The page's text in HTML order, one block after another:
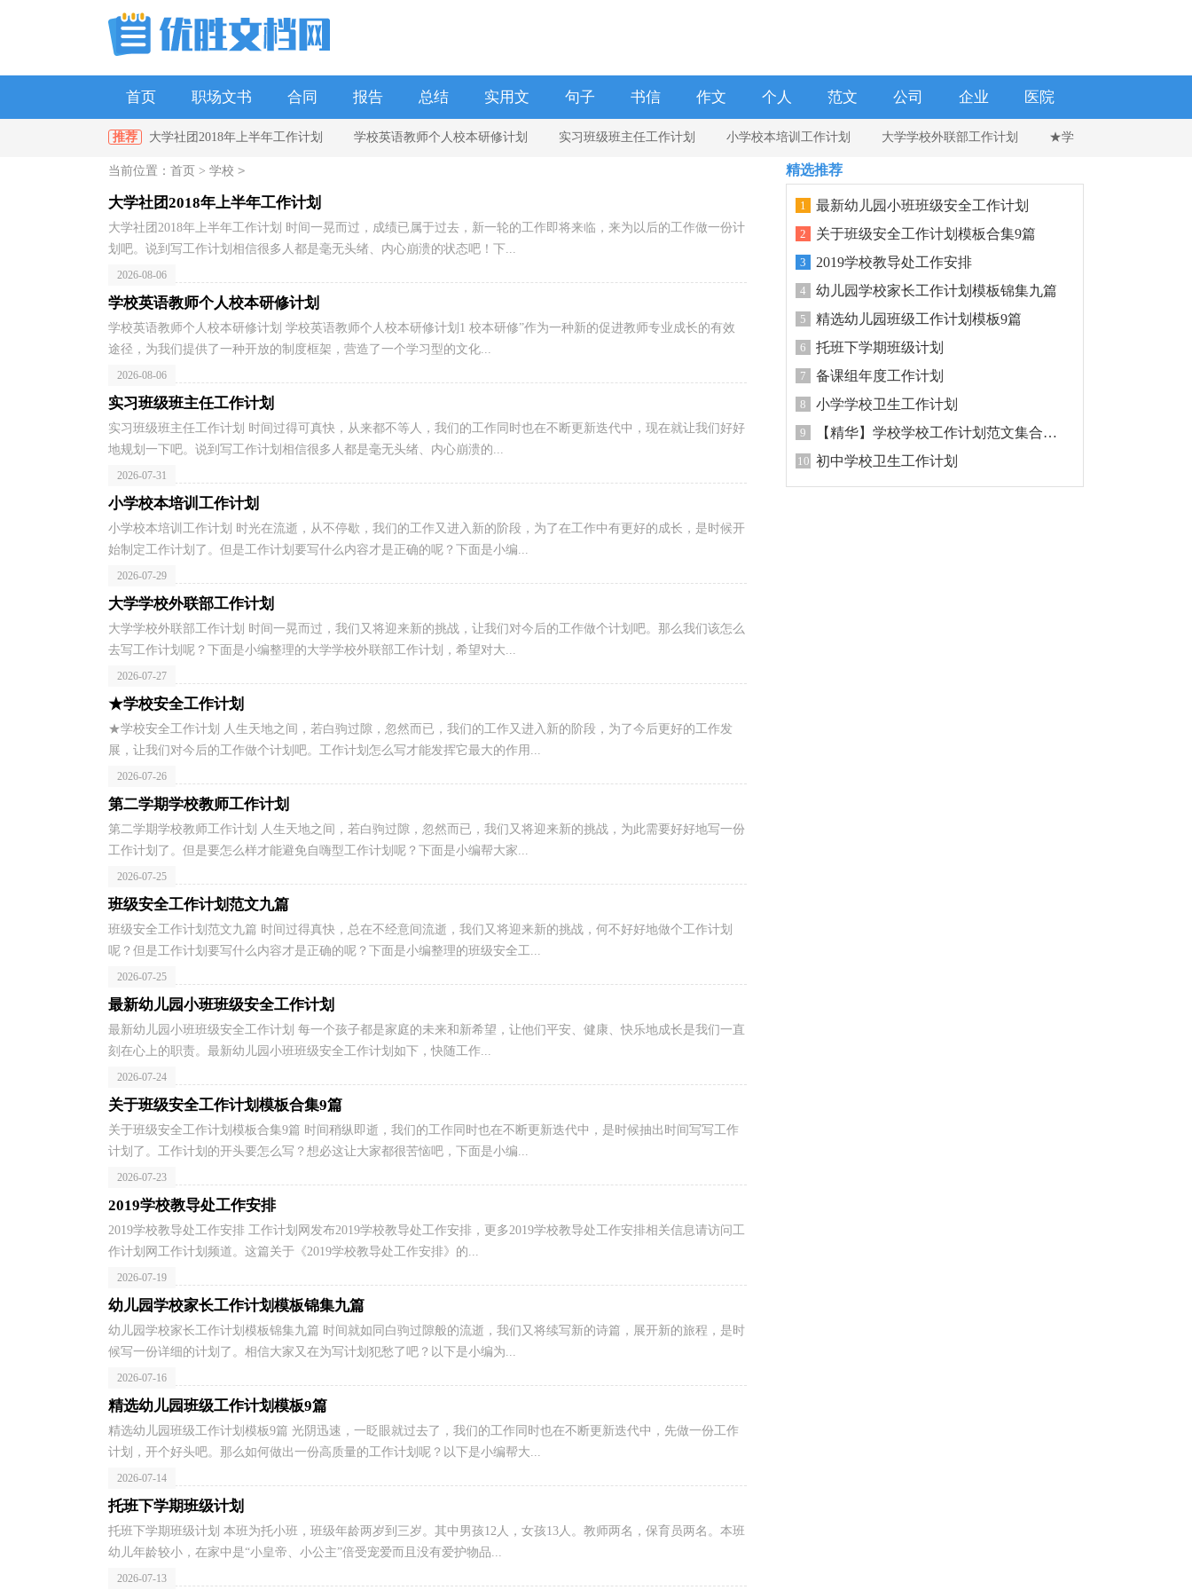
首页 职场文书 合同 报告 总结 实用文 句子 书信 作文 个人 范文 公司 企业 医院
单位 政府 教师 幼儿园 学校
推荐 大学社团2018年上半年工作计划 学校英语教师个人校本研修计划 实习班级班主任工作计划 小学校本培训工作计划 大学学校外联部工作计划 ★学
校安全工作计划 第二学期学校教师工作计划
当前位置： 首页 > 学校 >
大学社团2018年上半年工作计划
大学社团2018年上半年工作计划 时间一晃而过，成绩已属于过去，新一轮的工作即将来临，来为以后的工作做一份计
划吧。说到写工作计划相信很多人都是毫无头绪、内心崩溃的状态吧！下...
2026-08-06
学校英语教师个人校本研修计划
学校英语教师个人校本研修计划 学校英语教师个人校本研修计划1 校本研修”作为一种新的促进教师专业成长的有效
途径，为我们提供了一种开放的制度框架，营造了一个学习型的文化...
2026-08-06
实习班级班主任工作计划
实习班级班主任工作计划 时间过得可真快，从来都不等人，我们的工作同时也在不断更新迭代中，现在就让我们好好
地规划一下吧。说到写工作计划相信很多人都是毫无头绪、内心崩溃的...
2026-07-31
小学校本培训工作计划
小学校本培训工作计划 时光在流逝，从不停歇，我们的工作又进入新的阶段，为了在工作中有更好的成长，是时候开
始制定工作计划了。但是工作计划要写什么内容才是正确的呢？下面是小编...
2026-07-29
大学学校外联部工作计划
大学学校外联部工作计划 时间一晃而过，我们又将迎来新的挑战，让我们对今后的工作做个计划吧。那么我们该怎么
去写工作计划呢？下面是小编整理的大学学校外联部工作计划，希望对大...
2026-07-27
★学校安全工作计划
★学校安全工作计划 人生天地之间，若白驹过隙，忽然而已，我们的工作又进入新的阶段，为了今后更好的工作发
展，让我们对今后的工作做个计划吧。工作计划怎么写才能发挥它最大的作用...
2026-07-26
第二学期学校教师工作计划
第二学期学校教师工作计划 人生天地之间，若白驹过隙，忽然而已，我们又将迎来新的挑战，为此需要好好地写一份
工作计划了。但是要怎么样才能避免自嗨型工作计划呢？下面是小编帮大家...
2026-07-25
班级安全工作计划范文九篇
班级安全工作计划范文九篇 时间过得真快，总在不经意间流逝，我们又将迎来新的挑战，何不好好地做个工作计划
呢？但是工作计划要写什么内容才是正确的呢？下面是小编整理的班级安全工...
2026-07-25
最新幼儿园小班班级安全工作计划
最新幼儿园小班班级安全工作计划 每一个孩子都是家庭的未来和新希望，让他们平安、健康、快乐地成长是我们一直
刻在心上的职责。最新幼儿园小班班级安全工作计划如下，快随工作...
2026-07-24
关于班级安全工作计划模板合集9篇
关于班级安全工作计划模板合集9篇 时间稍纵即逝，我们的工作同时也在不断更新迭代中，是时候抽出时间写写工作
计划了。工作计划的开头要怎么写？想必这让大家都很苦恼吧，下面是小编...
2026-07-23
2019学校教导处工作安排
2019学校教导处工作安排 工作计划网发布2019学校教导处工作安排，更多2019学校教导处工作安排相关信息请访问工
作计划网工作计划频道。这篇关于《2019学校教导处工作安排》的...
2026-07-19
幼儿园学校家长工作计划模板锦集九篇
幼儿园学校家长工作计划模板锦集九篇 时间就如同白驹过隙般的流逝，我们又将续写新的诗篇，展开新的旅程，是时
候写一份详细的计划了。相信大家又在为写计划犯愁了吧？以下是小编为...
2026-07-16
精选幼儿园班级工作计划模板9篇
精选幼儿园班级工作计划模板9篇 光阴迅速，一眨眼就过去了，我们的工作同时也在不断更新迭代中，先做一份工作
计划，开个好头吧。那么如何做出一份高质量的工作计划呢？以下是小编帮大...
2026-07-14
托班下学期班级计划
托班下学期班级计划 本班为托小班，班级年龄两岁到三岁。其中男孩12人，女孩13人。教师两名，保育员两名。本班
幼儿年龄较小，在家中是“小皇帝、小公主”倍受宠爱而且没有爱护物品...
2026-07-13
精选推荐
1 最新幼儿园小班班级安全工作计划
2 关于班级安全工作计划模板合集9篇
3 2019学校教导处工作安排
4 幼儿园学校家长工作计划模板锦集九篇
5 精选幼儿园班级工作计划模板9篇
6 托班下学期班级计划
7 备课组年度工作计划
8 小学学校卫生工作计划
9 【精华】学校学校工作计划范文集合八篇
10 初中学校卫生工作计划